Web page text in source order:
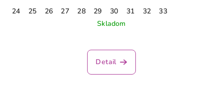
24 25 26 27 28 29 30 31 32
33
Skladom
Detail